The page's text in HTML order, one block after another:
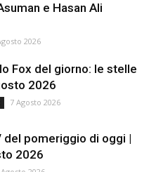
e Hasan Ali
2026
Fox del giorno: le stelle
2026
7 Agosto 2026
del pomeriggio di oggi |
2026